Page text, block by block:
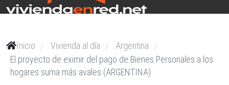
Inicio / Vivienda al día / Argentina /
El proyecto de eximir del pago de Bienes Personales a los
hogares suma más avales (ARGENTINA)